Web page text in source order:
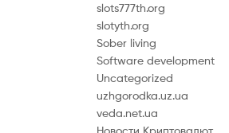
slots777th.org
slotyth.org
Sober living
Software development
Uncategorized
uzhgorodka.uz.ua
veda.net.ua